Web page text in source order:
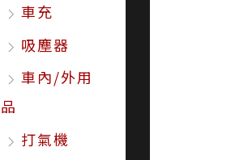
車充
吸塵器
車內/外用
品
打氣機